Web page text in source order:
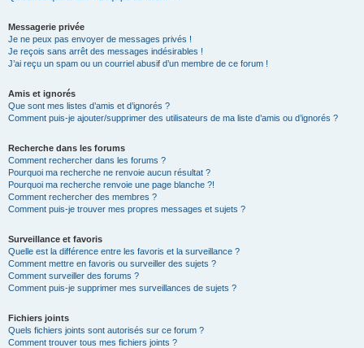
Messagerie privée
Je ne peux pas envoyer de messages privés !
Je reçois sans arrêt des messages indésirables !
J’ai reçu un spam ou un courriel abusif d’un membre de ce forum !
Amis et ignorés
Que sont mes listes d’amis et d’ignorés ?
Comment puis-je ajouter/supprimer des utilisateurs de ma liste d’amis ou d’ignorés ?
Recherche dans les forums
Comment rechercher dans les forums ?
Pourquoi ma recherche ne renvoie aucun résultat ?
Pourquoi ma recherche renvoie une page blanche ?!
Comment rechercher des membres ?
Comment puis-je trouver mes propres messages et sujets ?
Surveillance et favoris
Quelle est la différence entre les favoris et la surveillance ?
Comment mettre en favoris ou surveiller des sujets ?
Comment surveiller des forums ?
Comment puis-je supprimer mes surveillances de sujets ?
Fichiers joints
Quels fichiers joints sont autorisés sur ce forum ?
Comment trouver tous mes fichiers joints ?